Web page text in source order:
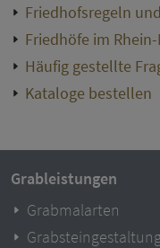
Friedhofsregeln
Friedhöfe im
Häufig gestellte
Kataloge bestellen
Grableistungen
Grabmalarten